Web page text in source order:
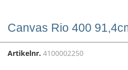
Canvas Rio 400
Artikelnr. 4100002250